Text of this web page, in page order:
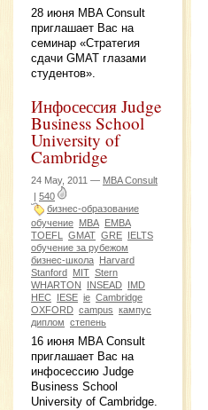
28 июня MBA Consult
приглашает Вас на
семинар «Стратегия
сдачи GMAT глазами
студентов».
Инфосессия Judge
Business School
University of
Cambridge
24 May, 2011 — MBA Consult
| 540
бизнес-образование
обучение MBA EMBA
TOEFL
GMAT GRE IELTS
обучение за рубежом
бизнес-школа Harvard
Stanford MIT Stern
WHARTON
INSEAD IMD
HEC IESE ie Cambridge
OXFORD campus кампус
диплом степень
16 июня MBA Consult
приглашает Вас на
инфосессию Judge
Business School
University of Cambridge.